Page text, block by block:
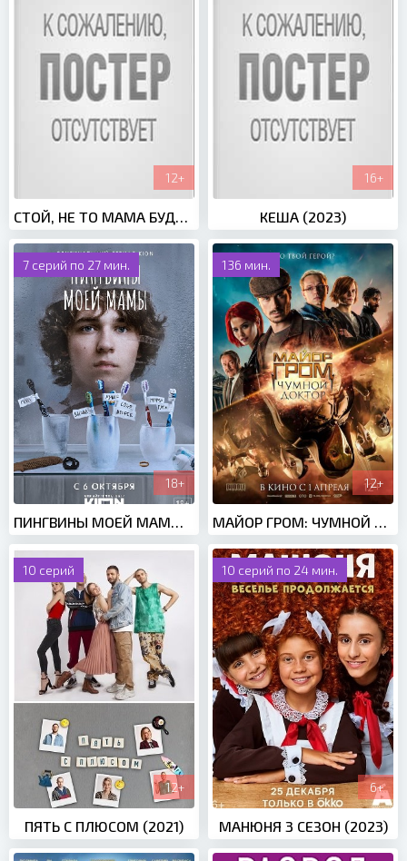
12+
СТОЙ, НЕ ТО МАМА БУДЕТ ГАДАТЬ (2023)
16+
КЕША (2023)
7 серий по 27 мин.
18+
136 мин.
12+
10 серий
12+
ПЯТЬ С ПЛЮСОМ (2021)
10 серий по 24 мин.
6+
МАНЮНЯ 3 СЕЗОН (2023)